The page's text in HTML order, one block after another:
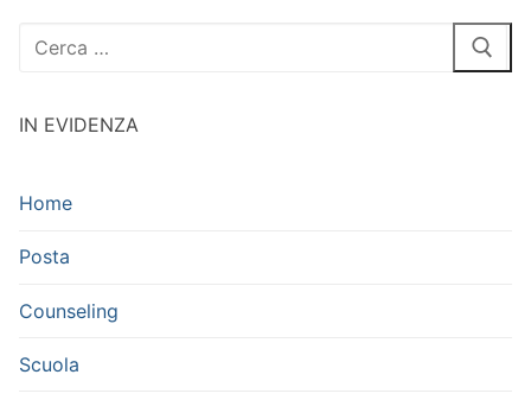
Cerca:
IN EVIDENZA
Home
Posta
Counseling
Scuola